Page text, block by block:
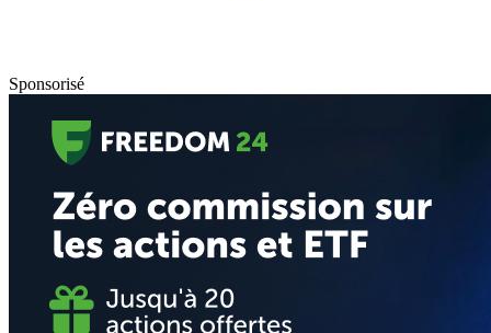
Sponsorisé